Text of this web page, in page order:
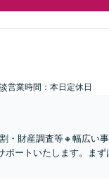
営業時間：本日定休日
財産調査等🔸幅広い
ートいたします。まず